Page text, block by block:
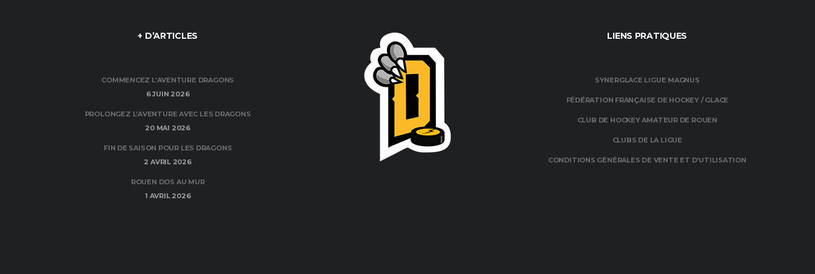
+ D’ARTICLES
COMMENCEZ L’AVENTURE DRAGONS
6 JUIN 2026
PROLONGEZ L’AVENTURE AVEC LES DRAGONS
20 MAI 2026
FIN DE SAISON POUR LES DRAGONS
2 AVRIL 2026
ROUEN DOS AU MUR
1 AVRIL 2026
LIENS PRATIQUES
SYNERGLACE LIGUE MAGNUS
FÉDÉRATION FRANÇAISE DE HOCKEY / GLACE
CLUB DE HOCKEY AMATEUR DE ROUEN
CLUBS DE LA LIGUE
CONDITIONS GÉNÉRALES DE VENTE ET D’UTILISATION